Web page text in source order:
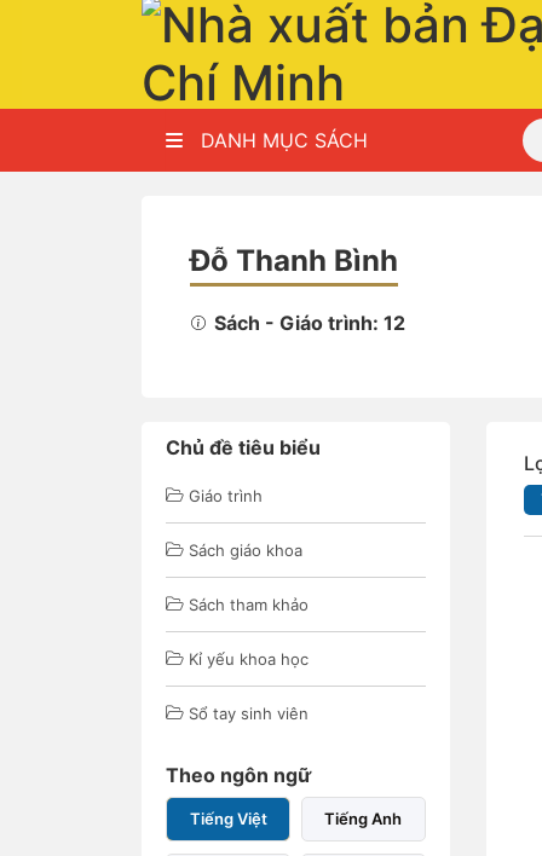
DANH MỤC SÁCH
Đỗ Thanh Bình
Sách - Giáo trình: 12
Chủ đề tiêu biểu
Giáo trình
Sách giáo khoa
Sách tham khảo
Kỉ yếu khoa học
Sổ tay sinh viên
Theo ngôn ngữ
Tiếng Việt Tiếng Anh